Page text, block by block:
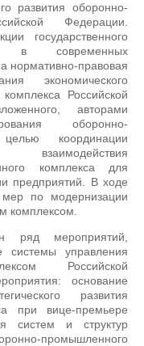
развития оборонно-
Федерации.
государственного
в современных
нормативно-правовая
экономического
Российской
авторами
оборонно-
координации
взаимодействия
комплекса для
предприятий. В ходе
по модернизации
комплексом.
ряд мероприятий,
системы управления
Российской
основание
развития
при вице-премьере
систем и структур
промышленного